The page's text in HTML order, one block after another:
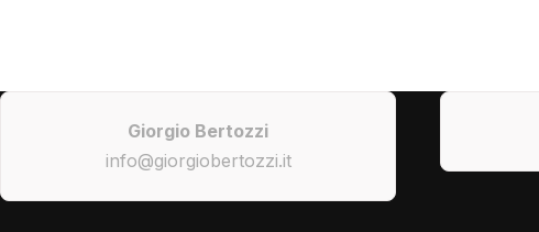
Giorgio Bertozzi
info@giorgiobertozzi.it